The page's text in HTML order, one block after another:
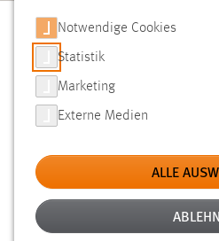
SUCHE
FILTER
Typ
Erstellungsdatum
Notwendige Cookies
Statistik
Marketing
Externe Medien
ALLE